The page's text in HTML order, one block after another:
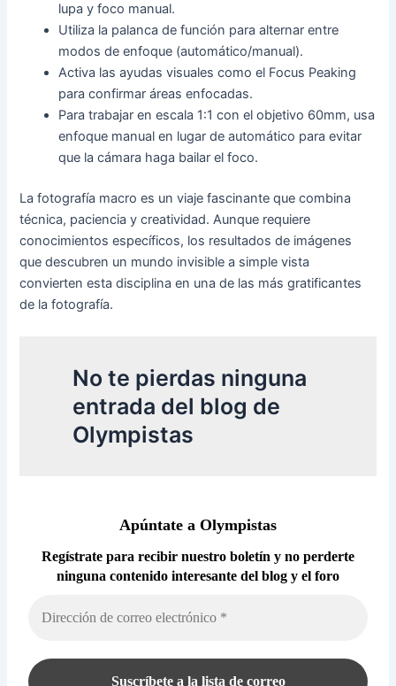
lupa y foco manual.
Utiliza la palanca de función para alternar entre
modos de enfoque (automático/manual).
Activa las ayudas visuales como el Focus Peaking
para confirmar áreas enfocadas.
Para trabajar en escala 1:1 con el objetivo 60mm, usa
enfoque manual en lugar de automático para evitar
que la cámara haga bailar el foco.
La fotografía macro es un viaje fascinante que combina
técnica, paciencia y creatividad. Aunque requiere
conocimientos específicos, los resultados de imágenes
que descubren un mundo invisible a simple vista
convierten esta disciplina en una de las más gratificantes
de la fotografía.
No te pierdas ninguna
entrada del blog de
Olympistas
Apúntate a Olympistas
Regístrate para recibir nuestro boletín y no perderte
ninguna contenido interesante del blog y el foro